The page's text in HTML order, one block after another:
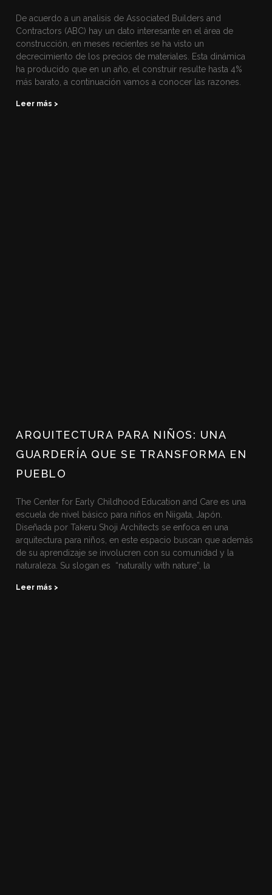
De acuerdo a un analisis de Associated Builders and
Contractors (ABC) hay un dato interesante en el área de
construcción, en meses recientes se ha visto un
decrecimiento de los precios de materiales. Esta dinámica
ha producido que en un año, el construir resulte hasta 4%
más barato, a continuación vamos a conocer las razones.
Leer más >
ARQUITECTURA PARA NIÑOS: UNA
GUARDERÍA QUE SE TRANSFORMA EN
PUEBLO
The Center for Early Childhood Education and Care es una
escuela de nivel básico para niños en Niigata, Japón.
Diseñada por Takeru Shoji Architects se enfoca en una
arquitectura para niños, en este espacio buscan que además
de su aprendizaje se involucren con su comunidad y la
naturaleza. Su slogan es “naturally with nature”, la
Leer más >